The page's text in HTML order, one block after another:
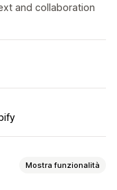
and collaboration
Mostra funzionalità